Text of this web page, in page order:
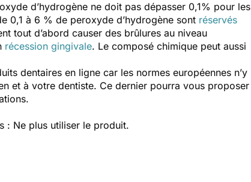
d’hydrogène ne doit pas dépasser 0,1% pour les
0,1 à 6 % de peroxyde d’hydrogène sont réservés
tout d’abord causer des brûlures au niveau
récession gingivale. Le composé chimique peut aussi
dentaires en ligne car les normes européennes n’y
et à votre dentiste. Ce dernier pourra vous proposer
: Ne plus utiliser le produit.